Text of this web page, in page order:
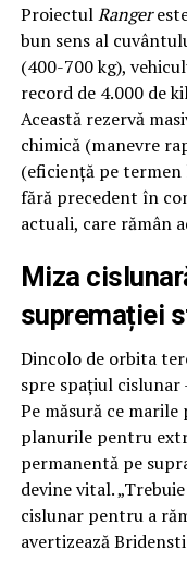
ProiectulRanger
bun sens al
(400-700 kg),
record de 4.000 de
Această rezervă
chimică (manevre
(eficiență pe
fără precedent în
actuali, care rămân
Miza
supremației
Dincolo de orbita
spre spațiul
Pe măsură ce
planurile pentru
permanentă pe
devine vital.
cislunar pentru a
avertizează